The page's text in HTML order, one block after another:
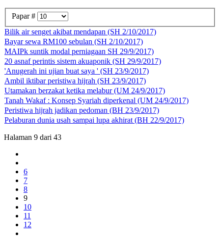
Papar #
Bilik air senget akibat mendapan (SH 2/10/2017)
Bayar sewa RM100 sebulan (SH 2/10/2017)
MAIPk suntik modal perniagaan SH 29/9/2017)
20 asnaf perintis sistem akuaponik (SH 29/9/2017)
'Anugerah ini ujian buat saya ' (SH 23/9/2017)
Ambil iktibar peristiwa hijrah (SH 23/9/2017)
Utamakan berzakat ketika melabur (UM 24/9/2017)
Tanah Wakaf : Konsep Syariah diperkenal (UM 24/9/2017)
Peristiwa hijrah jadikan pedoman (BH 23/9/2017)
Pelaburan dunia usah sampai lupa akhirat (BH 22/9/2017)
Halaman 9 dari 43
6
7
8
9
10
11
12